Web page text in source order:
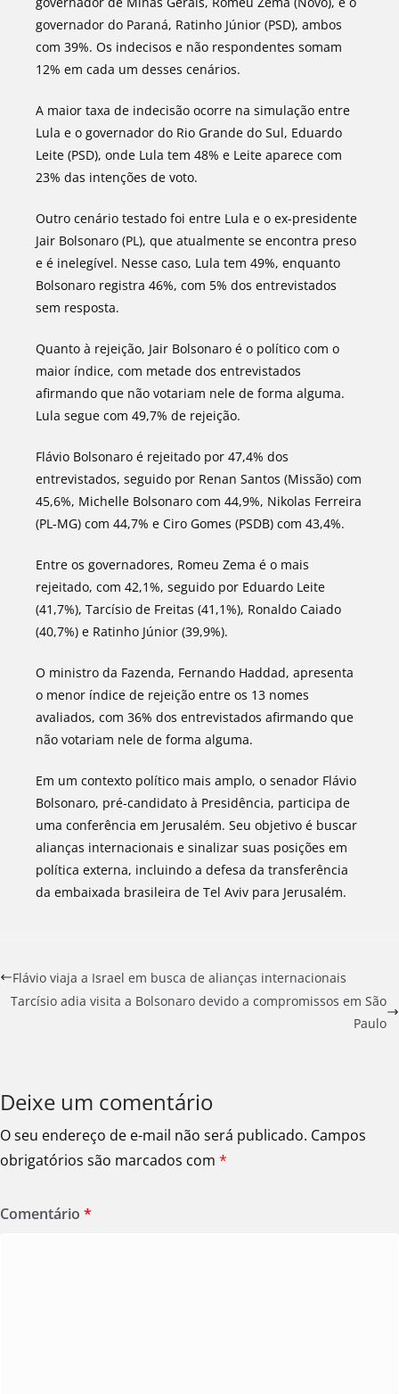
governador do Paraná, Ratinho Júnior (PSD), ambos
com 39%. Os indecisos e não respondentes somam
12% em cada um desses cenários.
A maior taxa de indecisão ocorre na simulação entre
Lula e o governador do Rio Grande do Sul, Eduardo
Leite (PSD), onde Lula tem 48% e Leite aparece com
23% das intenções de voto.
Outro cenário testado foi entre Lula e o ex-presidente
Jair Bolsonaro (PL), que atualmente se encontra preso
e é inelegível. Nesse caso, Lula tem 49%, enquanto
Bolsonaro registra 46%, com 5% dos entrevistados
sem resposta.
Quanto à rejeição, Jair Bolsonaro é o político com o
maior índice, com metade dos entrevistados
afirmando que não votariam nele de forma alguma.
Lula segue com 49,7% de rejeição.
Flávio Bolsonaro é rejeitado por 47,4% dos
entrevistados, seguido por Renan Santos (Missão) com
45,6%, Michelle Bolsonaro com 44,9%, Nikolas Ferreira
(PL-MG) com 44,7% e Ciro Gomes (PSDB) com 43,4%.
Entre os governadores, Romeu Zema é o mais
rejeitado, com 42,1%, seguido por Eduardo Leite
(41,7%), Tarcísio de Freitas (41,1%), Ronaldo Caiado
(40,7%) e Ratinho Júnior (39,9%).
O ministro da Fazenda, Fernando Haddad, apresenta
o menor índice de rejeição entre os 13 nomes
avaliados, com 36% dos entrevistados afirmando que
não votariam nele de forma alguma.
Em um contexto político mais amplo, o senador Flávio
Bolsonaro, pré-candidato à Presidência, participa de
uma conferência em Jerusalém. Seu objetivo é buscar
alianças internacionais e sinalizar suas posições em
política externa, incluindo a defesa da transferência
da embaixada brasileira de Tel Aviv para Jerusalém.
Flávio viaja a Israel em busca de alianças internacionais
Tarcísio adia visita a Bolsonaro devido a compromissos em São
Paulo
Deixe um comentário
O seu endereço de e-mail não será publicado. Campos
obrigatórios são marcados com *
Comentário *